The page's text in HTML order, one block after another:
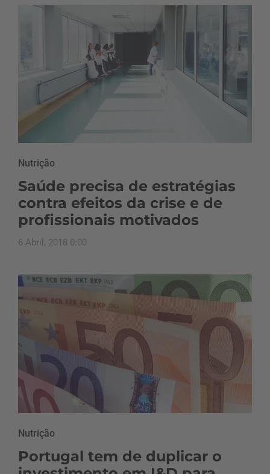
Nutrição
Saúde precisa de estratégias
contra efeitos da crise e de
profissionais motivados
6 Abril, 2018 0:00
Nutrição
Portugal tem de duplicar o